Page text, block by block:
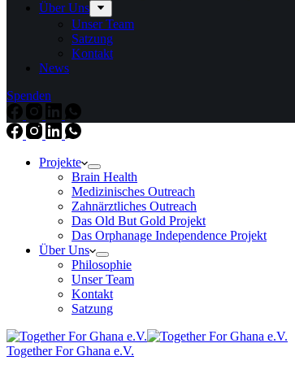
Über Uns
Unser Team
Satzung
Kontakt
News
Spenden
Projekte
Brain Health
Medizinisches Outreach
Zahnärztliches Outreach
Das Old But Gold Projekt
Das Orphanage Independence Projekt
Über Uns
Philosophie
Unser Team
Kontakt
Satzung
Together For Ghana e.V.